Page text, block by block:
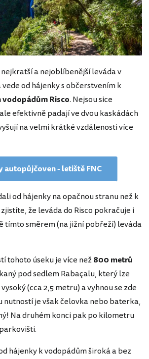
nejkratší a nejoblíbenější leváda v
vede od hájenky s občerstvením k
Risco. Nejsou sice
efektivně padají ve dvou kaskádách
na velmi krátké vzdálenosti více
autopůjčoven - letiště FNC
od hájenky na opačnou stranu než k
že leváda do Risco pokračuje i
tímto směrem (na jižní pobřeží) leváda
tohoto úseku je více než800 metrů
pod sedlem Rabaçalu, který lze
(cca 2,5 metru) a vyhnou se zde
nutností je však čelovka nebo baterka,
Na druhém konci pak po kilometru
hájenky k vodopádům široká a bez